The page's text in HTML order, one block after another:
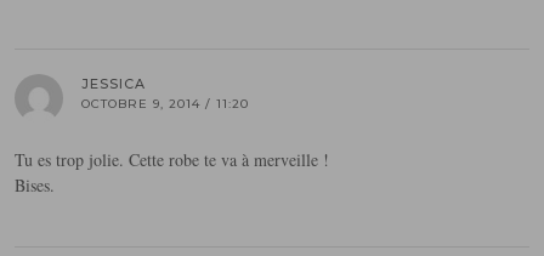
JESSICA
OCTOBRE 9, 2014 / 11:20
Tu es trop jolie. Cette robe te va à merveille !
Bises.